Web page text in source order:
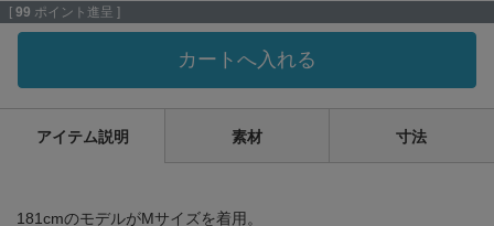
[ 99 ポイント進呈 ]
カートへ入れる
アイテム説明 素材 寸法
181cmのモデルがMサイズを着用。